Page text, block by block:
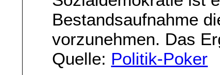
Bestandsaufnahme
vorzunehmen. Das
Quelle: Politik-Poker